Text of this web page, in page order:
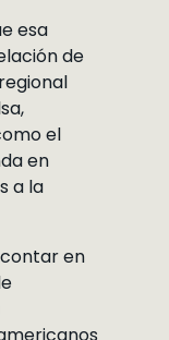
esa
de
el
en
a la
en